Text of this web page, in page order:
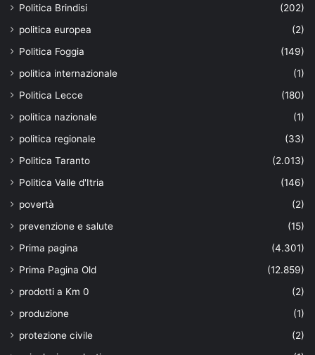
Politica Brindisi
(202)
politica europea
(2)
Politica Foggia
(149)
politica internazionale
(1)
Politica Lecce
(180)
politica nazionale
(1)
politica regionale
(33)
Politica Taranto
(2.013)
Politica Valle d'Itria
(146)
povertà
(2)
prevenzione e salute
(15)
Prima pagina
(4.301)
Prima Pagina Old
(12.859)
prodotti a Km 0
(2)
produzione
(1)
protezione civile
(2)